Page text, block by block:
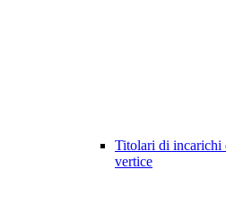
Titolari di incarichi
vertice